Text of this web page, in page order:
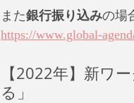
また銀行振り込みの場
https://www.global-
【2022年】新ワ
る」